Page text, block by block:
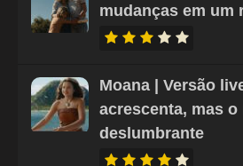
mudanças em um
Moana | Versão
acrescenta, mas
deslumbrante